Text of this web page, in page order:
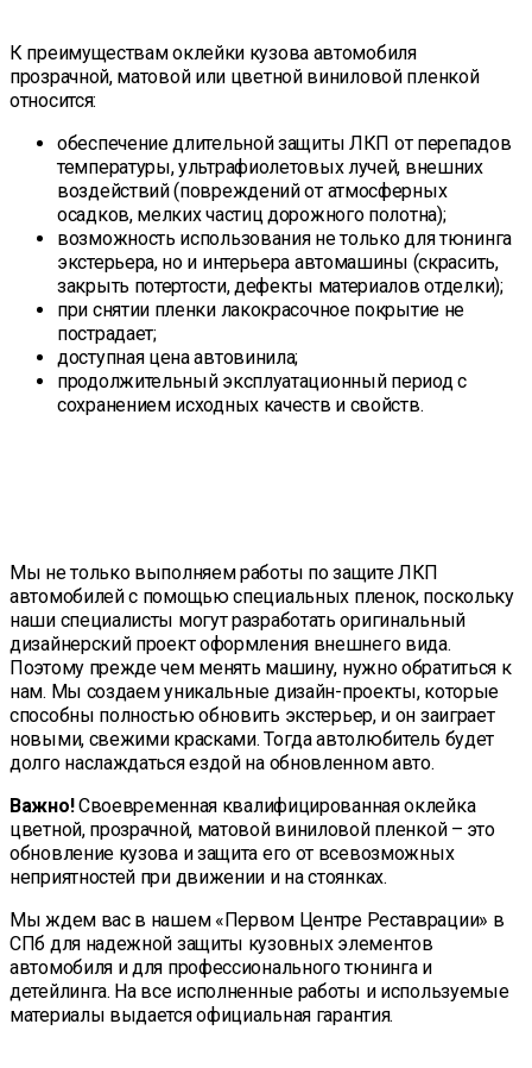
К преимуществам оклейки кузова автомобиля
прозрачной, матовой или цветной виниловой пленкой
относится:
обеспечение длительной защиты ЛКП от перепадов
температуры, ультрафиолетовых лучей, внешних
воздействий (повреждений от атмосферных
осадков, мелких частиц дорожного полотна);
возможность использования не только для тюнинга
экстерьера, но и интерьера автомашины (скрасить,
закрыть потертости, дефекты материалов отделки);
при снятии пленки лакокрасочное покрытие не
пострадает;
доступная цена автовинила;
продолжительный эксплуатационный период с
сохранением исходных качеств и свойств.
Мы не только выполняем работы по защите ЛКП
автомобилей с помощью специальных пленок, поскольку
наши специалисты могут разработать оригинальный
дизайнерский проект оформления внешнего вида.
Поэтому прежде чем менять машину, нужно обратиться к
нам. Мы создаем уникальные дизайн-проекты, которые
способны полностью обновить экстерьер, и он заиграет
новыми, свежими красками. Тогда автолюбитель будет
долго наслаждаться ездой на обновленном авто.
Важно!Своевременная квалифицированная оклейка
цветной, прозрачной, матовой виниловой пленкой – это
обновление кузова и защита его от всевозможных
неприятностей при движении и на стоянках.
Мы ждем вас в нашем «Первом Центре Реставрации» в
СПб для надежной защиты кузовных элементов
автомобиля и для профессионального тюнинга и
детейлинга. На все исполненные работы и используемые
материалы выдается официальная гарантия.